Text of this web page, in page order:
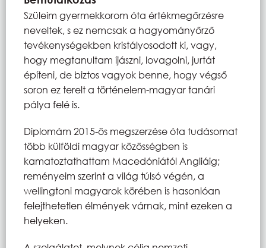
Szüleim gyermekkorom óta értékmegőrzésre
neveltek, s ez nemcsak a hagyományőrző
tevékenységekben kristályosodott ki, vagy,
hogy megtanultam íjászni, lovagolni, jurtát
építeni, de biztos vagyok benne, hogy végső
soron ez terelt a történelem-magyar tanári
pálya felé is.
Diplomám 2015-ös megszerzése óta tudásomat
több külföldi magyar közösségben is
kamatoztathattam Macedóniától Angliáig;
reményeim szerint a világ túlsó végén, a
wellingtoni magyarok körében is hasonlóan
felejthetetlen élmények várnak, mint ezeken a
helyeken.